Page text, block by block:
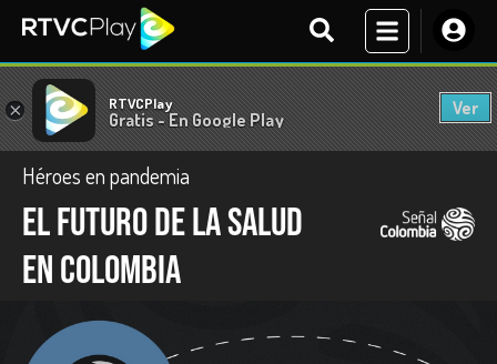
× RTVCPlay
Gratis - En Google Play
Ver
Héroes en pandemia
El futuro de la salud
en Colombia